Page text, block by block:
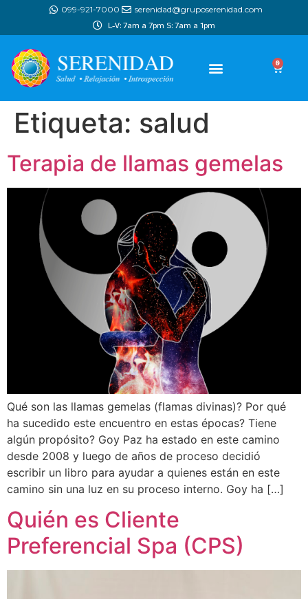
099-921-7000 serenidad@gruposerenidad.com
L-V: 7am a 7pm S: 7am a 1pm
0
Etiqueta: salud
Terapia de llamas gemelas
Qué son las llamas gemelas (flamas divinas)? Por qué
ha sucedido este encuentro en estas épocas? Tiene
algún propósito? Goy Paz ha estado en este camino
desde 2008 y luego de años de proceso decidió
escribir un libro para ayudar a quienes están en este
camino sin una luz en su proceso interno. Goy ha […]
Quién es Cliente
Preferencial Spa (CPS)